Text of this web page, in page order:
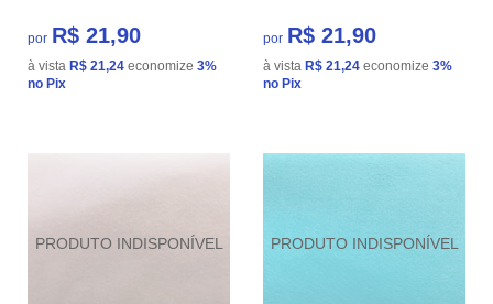
por R$ 21,90
à vista R$ 21,24 economize 3%
no Pix
por R$ 21,90
à vista R$ 21,24 economize 3%
no Pix